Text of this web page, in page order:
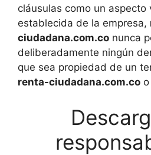
cláusulas como un aspecto
establecida de la empresa,
ciudadana.com.co nunca
deliberadamente ningún
que sea propiedad de un
renta-ciudadana.com.co